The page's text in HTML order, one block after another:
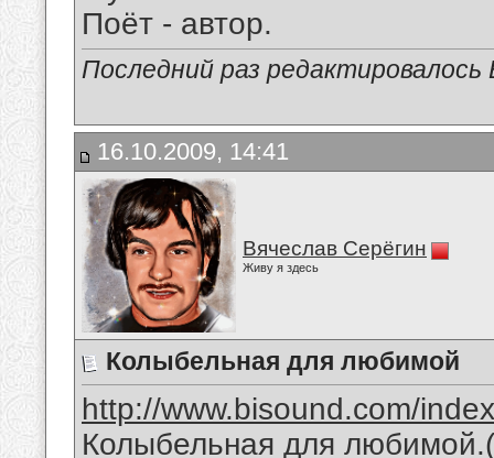
Поёт - автор.
Последний раз
16.10.2009, 14:41
Вячеслав Серёгин
Живу я здесь
Колыбельная для любимой
http://www.bisound.com/
Колыбельная для